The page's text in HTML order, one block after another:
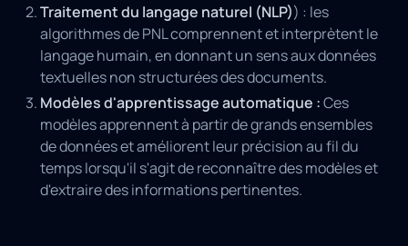
Traitement du langage naturel (NLP)) : les
algorithmes de PNL comprennent et interprètent le
langage humain, en donnant un sens aux données
textuelles non structurées des documents.
Modèles d'apprentissage automatique :Ces
modèles apprennent à partir de grands ensembles
de données et améliorent leur précision au fil du
temps lorsqu'il s'agit de reconnaître des modèles et
d'extraire des informations pertinentes.